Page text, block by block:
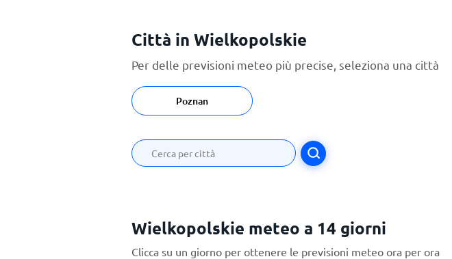
Città in Wielkopolskie
Per delle previsioni meteo più precise, seleziona una città
Poznan
Wielkopolskie meteo a 14 giorni
Clicca su un giorno per ottenere le previsioni meteo ora per ora